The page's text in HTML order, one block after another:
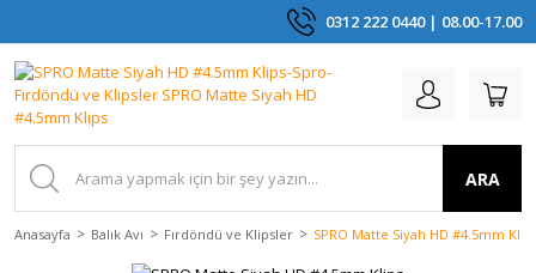
0312 222 0440 | 08.00-17.00
ARA
Anasayfa Balık Avı Fırdöndü ve Klipsler SPRO Matte Siyah HD #4.5mm